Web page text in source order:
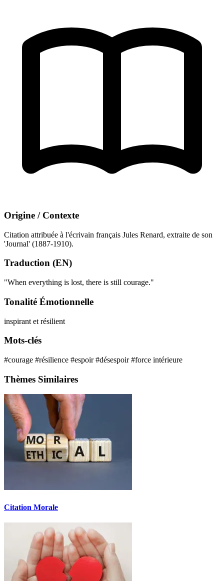
Origine / Contexte
Citation attribuée à l'écrivain français Jules Renard, extraite de son
'Journal' (1887-1910).
Traduction (EN)
"When everything is lost, there is still courage."
Tonalité Émotionnelle
inspirant et résilient
Mots-clés
#courage #résilience #espoir#désespoir#force intérieure
Thèmes Similaires
Citation Morale